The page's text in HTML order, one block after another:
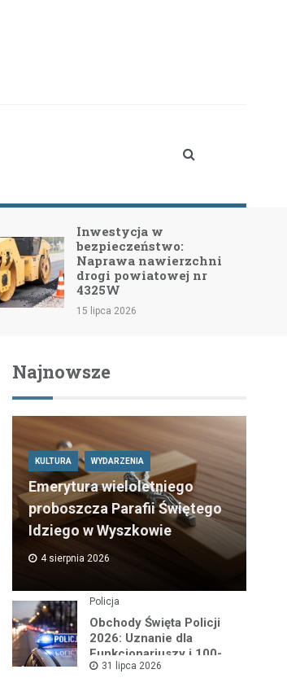
Inwestycja w
bezpieczeństwo:
Naprawa nawierzchni
drogi powiatowej nr
4325W
15 lipca 2026
Najnowsze
KULTURA WYDARZENIA
Emerytura wieloletniego
proboszcza Parafii Świętego
Idziego w Wyszkowie
4 sierpnia 2026
Policja
Obchody Święta Policji
2026: Uznanie dla
Funkcjonariuszy i 100-
lecie Dzielnicowych
31 lipca 2026